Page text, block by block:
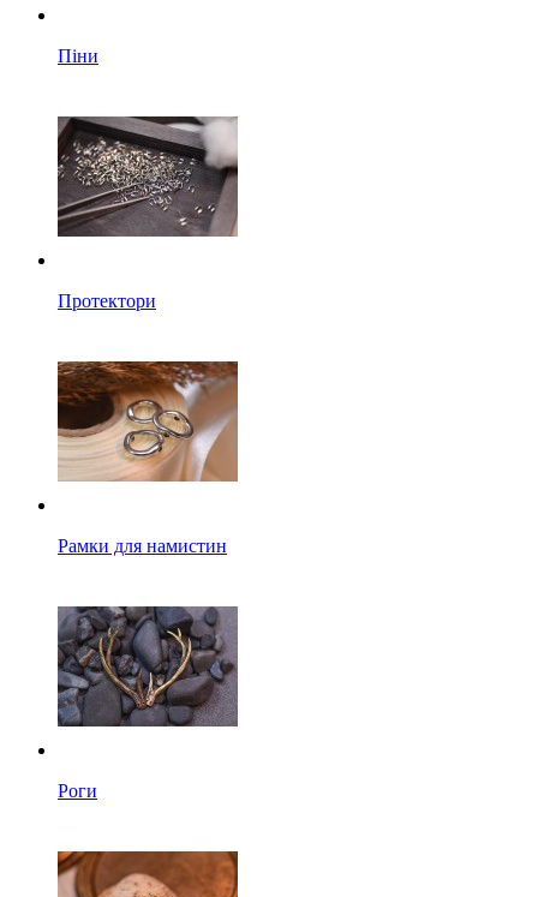
Піни
Протектори
Рамки для намистин
Роги